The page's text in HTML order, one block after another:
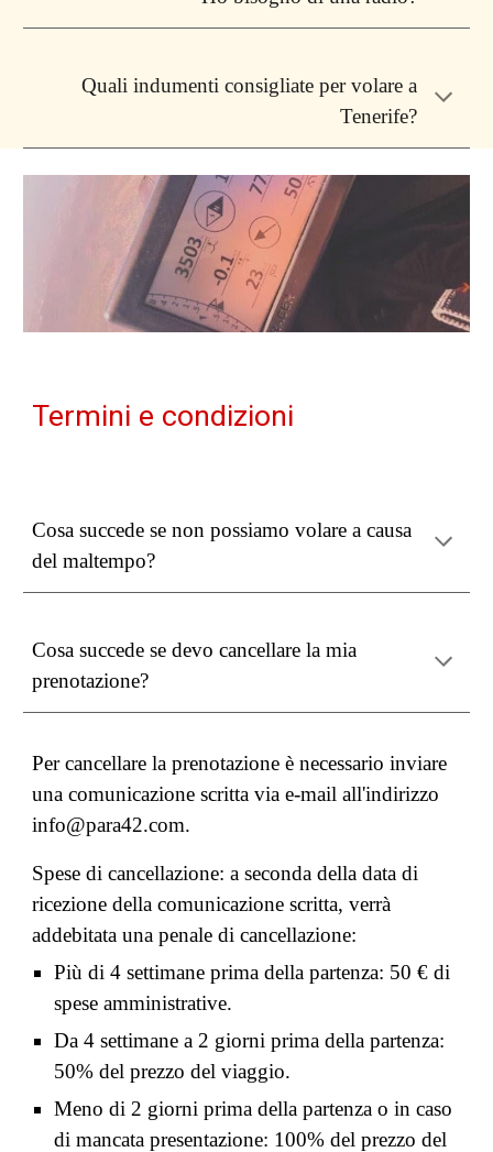
Quali indumenti consigliate per volare a
Tenerife?
Termini e condizioni
Cosa succede se non possiamo volare a causa
del maltempo?
Cosa succede se devo cancellare la mia
prenotazione?
Per cancellare la prenotazione è necessario inviare
una comunicazione scritta via e-mail all'indirizzo
info@para42.com.
Spese di cancellazione: a seconda della data di
ricezione della comunicazione scritta, verrà
addebitata una penale di cancellazione:
Più di 4 settimane prima della partenza: 50 € di
spese amministrative.
Da 4 settimane a 2 giorni prima della partenza:
50% del prezzo del viaggio.
Meno di 2 giorni prima della partenza o in caso
di mancata presentazione: 100% del prezzo del